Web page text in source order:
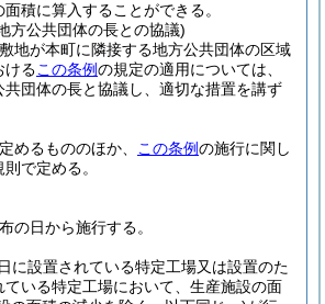
積に算入することができる。
方公共団体の長との協議)
地が本町に隣接する地方公共団体の区域
けるこの条例の規定の適用については、
共団体の長と協議し、適切な措置を講ず
めるもののほか、 この条例の施行に関し
で定める。
の日から施行する。
に設置されている特定工場又は設置のた
ている特定工場において、生産施設の面